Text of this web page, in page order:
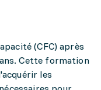
(CFC) après
Cette formation
les